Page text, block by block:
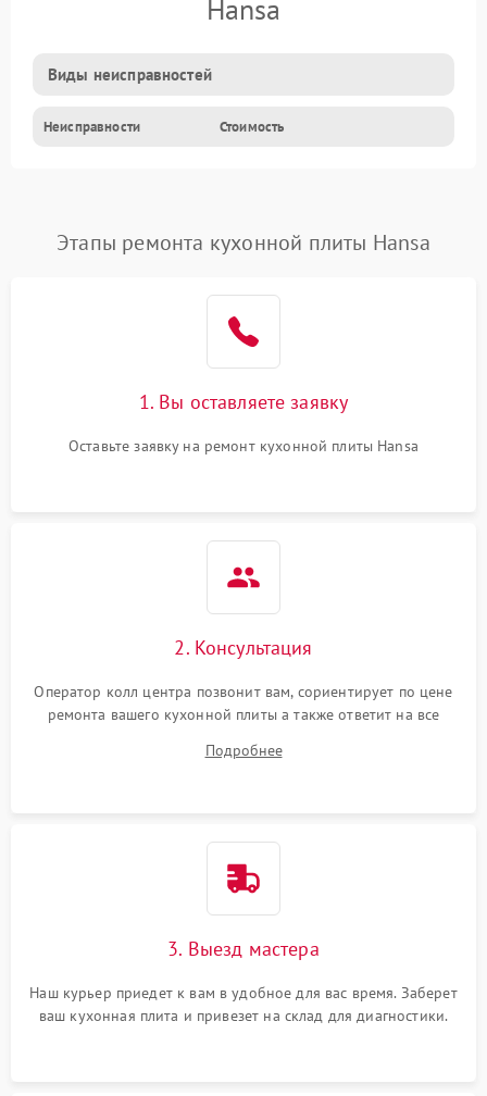
Hansa
Виды неисправностей
Неисправности Стоимость
Этапы ремонта кухонной плиты Hansa
1. Вы оставляете заявку
Оставьте заявку на ремонт кухонной плиты Hansa
2. Консультация
Оператор колл центра позвонит вам, сориентирует по цене
ремонта вашего кухонной плиты а также ответит на все
Подробнее
3. Выезд мастера
Наш курьер приедет к вам в удобное для вас время. Заберет
ваш кухонная плита и привезет на склад для диагностики.